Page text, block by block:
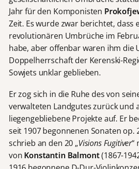
Jahr für den Komponisten
Zeit. Es wurde zwar berichtet, dass
revolutionären Umbrüche im
habe, aber offenbar waren ihm die
Doppelherrschaft der Kerenski-
Sowjets unklar geblieben.
Er zog sich in die Ruhe des von
verwalteten Landgutes zurück und
liegengebliebene Projekte auf. Er
seit 1907 begonnenen Sonaten op.
schrieb an den 20 „Visions Fugitiver“
von Konstantin Balmont(1867-